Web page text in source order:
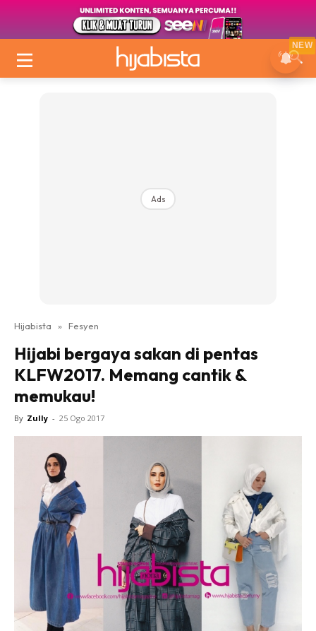
Ads
Hijabista » Fesyen
Hijabi bergaya sakan di pentas
KLFW2017. Memang cantik &
memukau!
By Zully - 25 Ogo 2017
NEW